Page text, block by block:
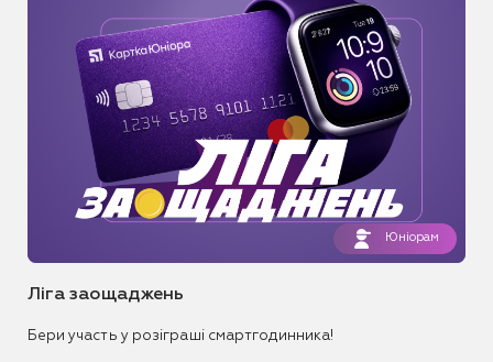
Юніорам
Ліга заощаджень
Бери участь у розіграші смартгодинника!